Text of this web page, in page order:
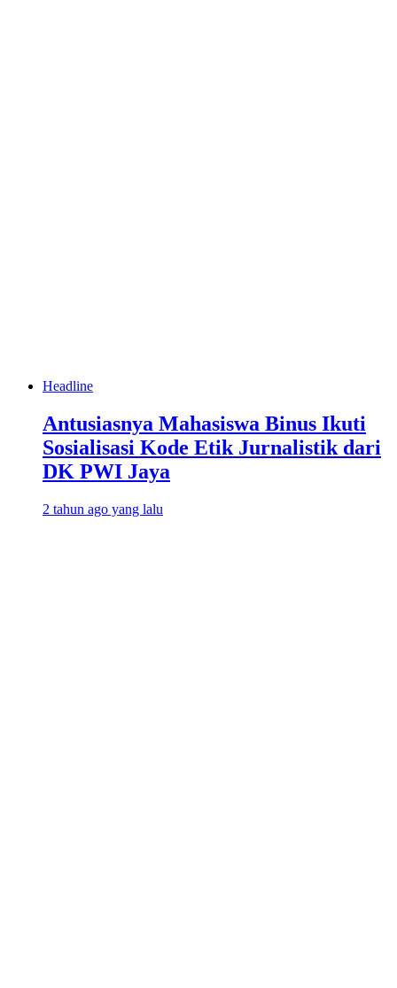
Headline
Antusiasnya Mahasiswa Binus Ikuti
Sosialisasi Kode Etik Jurnalistik dari
DK PWI Jaya
2 tahun ago yang lalu